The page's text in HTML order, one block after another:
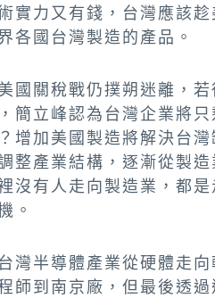
實力又有錢，台灣應該
各國台灣製造的產品。
國關稅戰仍撲朔迷離，
簡立峰認為台灣企業將
增加美國製造將解決台
整產業結構，逐漸從製
沒有人走向製造業，都
。
灣半導體產業從硬體走
師到南京廠，但最後透